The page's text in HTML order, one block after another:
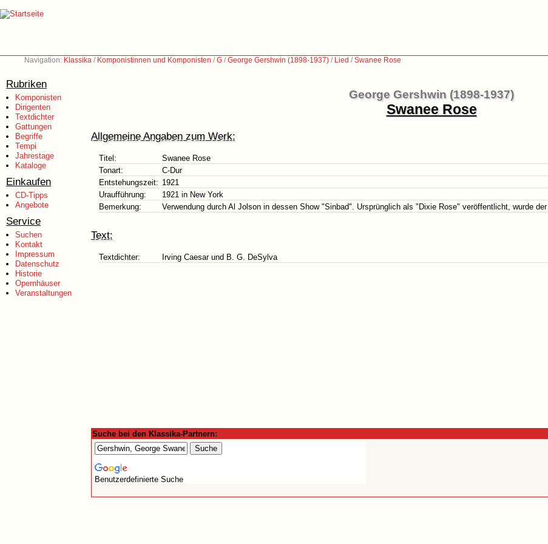
Navigation: Klassika / Komponistinnen und Komponisten /G /George Gershwin (1898-1937) / Lied /Swanee Rose
Rubriken
Komponisten
Dirigenten
Textdichter
Gattungen
Begriffe
Tempi
Jahrestage
Kataloge
Einkaufen
CD-Tipps
Angebote
Service
Suchen
Kontakt
Impressum
Datenschutz
Historie
Opernhäuser
Veranstaltungen
George Gershwin (1898-1937)
Swanee Rose
Allgemeine Angaben zum Werk:
Titel:
Swanee Rose
Tonart:
C-Dur
Entstehungszeit: 1921
Uraufführung:
1921 in New York
Bemerkung:
Verwendung durch Al Jolson in dessen Show "Sinbad". Ursprünglich als "Dixie Rose" veröffentlicht, wurde
Text:
Textdichter:
Irving Caesar und B. G. DeSylva
Suche bei den Klassika-Partnern:
Benutzerdefinierte Suche